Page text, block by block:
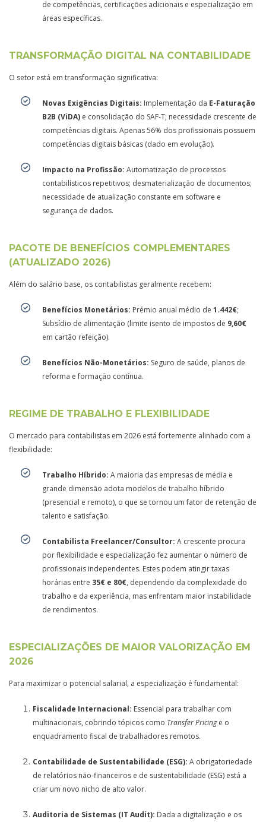
de competências, certificações adicionais e especialização em
áreas específicas.
TRANSFORMAÇÃO DIGITAL NA CONTABILIDADE
O setor está em transformação significativa:
Novas Exigências Digitais: Implementação da E-Faturação
B2B (ViDA) e consolidação do SAF-T; necessidade crescente de
competências digitais. Apenas 56% dos profissionais possuem
competências digitais básicas (dado em evolução).
Impacto na Profissão: Automatização de processos
contabilísticos repetitivos; desmaterialização de documentos;
necessidade de atualização constante em software e
segurança de dados.
PACOTE DE BENEFÍCIOS COMPLEMENTARES
(ATUALIZADO 2026)
Além do salário base, os contabilistas geralmente recebem:
Benefícios Monetários: Prémio anual médio de 1.442€;
Subsídio de alimentação (limite isento de impostos de 9,60€
em cartão refeição).
Benefícios Não-Monetários: Seguro de saúde, planos de
reforma e formação contínua.
REGIME DE TRABALHO E FLEXIBILIDADE
O mercado para contabilistas em 2026 está fortemente alinhado com a
flexibilidade:
Trabalho Híbrido: A maioria das empresas de média e
grande dimensão adota modelos de trabalho híbrido
(presencial e remoto), o que se tornou um fator de retenção de
talento e satisfação.
Contabilista Freelancer/Consultor: A crescente procura
por flexibilidade e especialização fez aumentar o número de
profissionais independentes. Estes podem atingir taxas
horárias entre 35€ e 80€, dependendo da complexidade do
trabalho e da experiência, mas enfrentam maior instabilidade
de rendimentos.
ESPECIALIZAÇÕES DE MAIOR VALORIZAÇÃO EM
2026
Para maximizar o potencial salarial, a especialização é fundamental:
Fiscalidade Internacional: Essencial para trabalhar com
multinacionais, cobrindo tópicos como Transfer Pricinge o
enquadramento fiscal de trabalhadores remotos.
Contabilidade de Sustentabilidade (ESG): A obrigatoriedade
de relatórios não-financeiros e de sustentabilidade (ESG) está a
criar um novo nicho de alto valor.
Auditoria de Sistemas (IT Audit): Dada a digitalização e os